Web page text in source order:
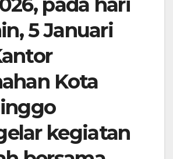
5 Januari
Kota
kegiatan